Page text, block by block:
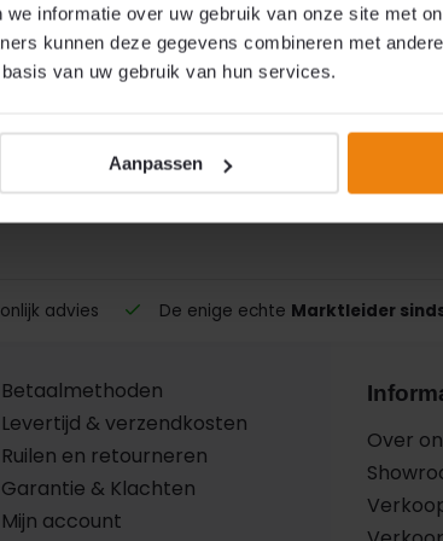
informatie over uw gebruik van onze site met
kunnen deze gegevens combineren met
van uw gebruik van hun services.
Aanpassen
zijn uitsluitend bedoeld voor gebruik
lengtecorrectie, verspringende onderzijdes
advies De enige echte Marktleider
Betaalmethoden
Levertijd & verzendkosten
Ruilen en retourneren
Garantie & Klachten
Mijn account
Over